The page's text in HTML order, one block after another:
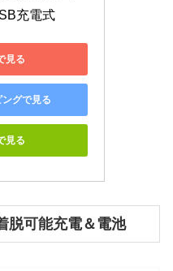
充電式
見る
グで見る
見る
可能充電＆電池